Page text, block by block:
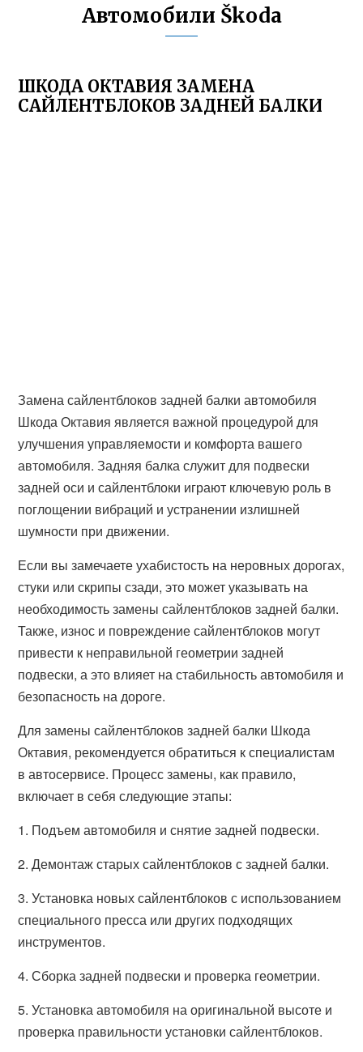
Автомобили Škoda
ШКОДА ОКТАВИЯ ЗАМЕНА
САЙЛЕНТБЛОКОВ ЗАДНЕЙ БАЛКИ
Замена сайлентблоков задней балки автомобиля
Шкода Октавия является важной процедурой для
улучшения управляемости и комфорта вашего
автомобиля. Задняя балка служит для подвески
задней оси и сайлентблоки играют ключевую роль в
поглощении вибраций и устранении излишней
шумности при движении.
Если вы замечаете ухабистость на неровных дорогах,
стуки или скрипы сзади, это может указывать на
необходимость замены сайлентблоков задней балки.
Также, износ и повреждение сайлентблоков могут
привести к неправильной геометрии задней
подвески, а это влияет на стабильность автомобиля и
безопасность на дороге.
Для замены сайлентблоков задней балки Шкода
Октавия, рекомендуется обратиться к специалистам
в автосервисе. Процесс замены, как правило,
включает в себя следующие этапы:
1. Подъем автомобиля и снятие задней подвески.
2. Демонтаж старых сайлентблоков с задней балки.
3. Установка новых сайлентблоков с использованием
специального пресса или других подходящих
инструментов.
4. Сборка задней подвески и проверка геометрии.
5. Установка автомобиля на оригинальной высоте и
проверка правильности установки сайлентблоков.